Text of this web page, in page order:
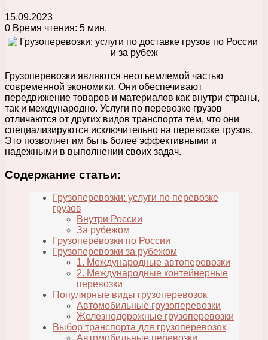
15.09.2023
0 Время чтения: 5 мин.
Грузоперевозки являются неотъемлемой частью
современной экономики. Они обеспечивают
передвижение товаров и материалов как внутри страны,
так и международно. Услуги по перевозке грузов
отличаются от других видов транспорта тем, что они
специализируются исключительно на перевозке грузов.
Это позволяет им быть более эффективными и
надежными в выполнении своих задач.
Содержание статьи:
Грузоперевозки: услуги по перевозке
грузов
Внутри России
За рубежом
Грузоперевозки по России
Грузоперевозки за рубежом
1. Международные автоперевозки
2. Международные контейнерные
перевозки
Популярные виды грузоперевозок
Автомобильные грузоперевозки
Железнодорожные грузоперевозки
Выбор транспорта для грузоперевозок